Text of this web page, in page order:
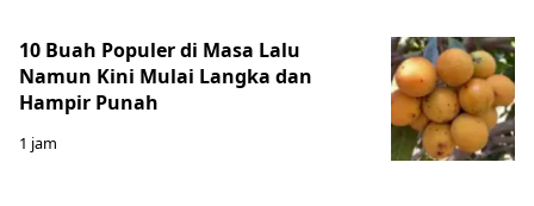
10 Buah Populer di Masa Lalu
Namun Kini Mulai Langka dan
Hampir Punah
1 jam